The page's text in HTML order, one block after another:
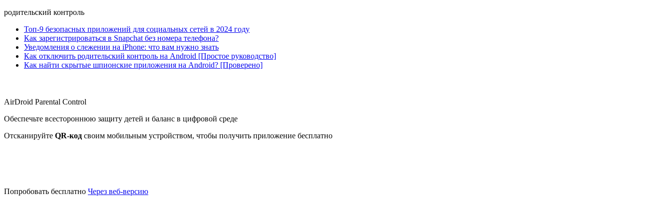
родительский контроль
Топ-9 безопасных приложений для социальных сетей в 2024 году
Как зарегистрироваться в Snapchat без номера телефона?
Уведомления о слежении на iPhone: что вам нужно знать
Как отключить родительский контроль на Android [Простое руководство]
Как найти скрытые шпионские приложения на Android? [Проверено]
AirDroid Parental Control
Обеспечьте всестороннюю защиту детей и баланс в цифровой среде
Отсканируйте QR-код своим мобильным устройством, чтобы получить приложение бесплатно
Попробовать бесплатно Через веб-версию